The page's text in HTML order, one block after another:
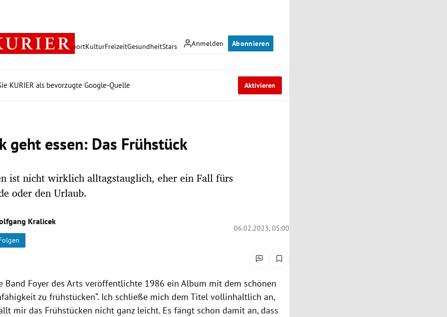
Anmelden Abonnieren
PolitikWirtschaft SportKulturFreizeitGesundheitStars
KURIER als bevorzugte Google-Quelle Aktivieren
geht essen: Das Frühstück
ist nicht wirklich alltagstauglich, eher ein Fall fürs
oder den Urlaub.
Kralicek
06.02.2023, 05:00
Band Foyer des Arts veröffentlichte 1986 ein Album mit dem schönen
zu frühstücken“. Ich schließe mich dem Titel vollinhaltlich an,
mir das Frühstücken nicht ganz leicht. Es fängt schon damit an, dass